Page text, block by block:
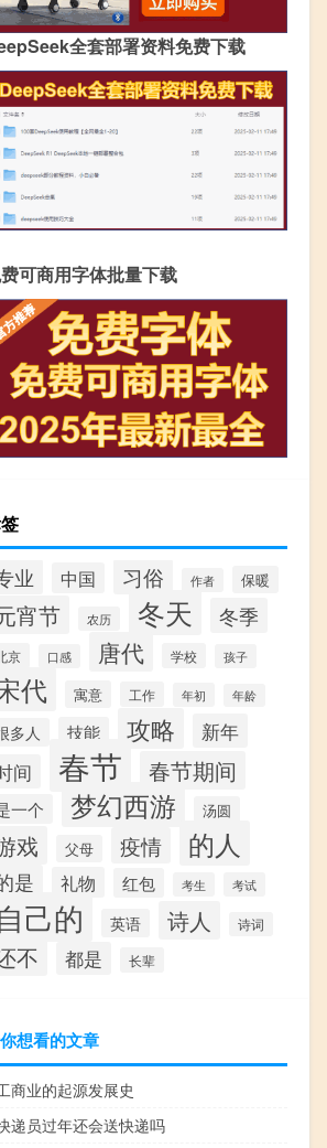
全套部署资料免费下载
可商用字体批量下载
业 中国 习俗 作者 保暖
宵节 农历 冬天 冬季
京 口感 唐代 学校 孩子
代 寓意 工作 年初 年龄
多人 技能 攻略
新年
间
春节 春节期间
一个 梦幻西游 汤圆
戏 父母 疫情 的人
是 礼物 红包 考生 考试
己的 英语 诗人 诗词
不 都是 长辈
想看的文章
商业的起源发展史
递员过年还会送快递吗